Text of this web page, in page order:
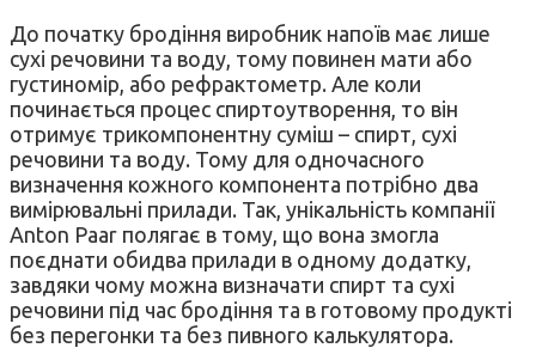
До початку бродіння виробник напоїв має лише
сухі речовини та воду, тому повинен мати або
густиномір, або рефрактометр. Але коли
починається процес спиртоутворення, то він
отримує трикомпонентну суміш – спирт, сухі
речовини та воду. Тому для одночасного
визначення кожного компонента потрібно два
вимірювальні прилади. Так, унікальність компанії
Anton Paar полягає в тому, що вона змогла
поєднати обидва прилади в одному додатку,
завдяки чому можна визначати спирт та сухі
речовини під час бродіння та в готовому продукті
без перегонки та без пивного калькулятора.